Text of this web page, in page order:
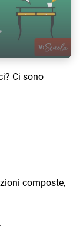
Ci sono
composte,